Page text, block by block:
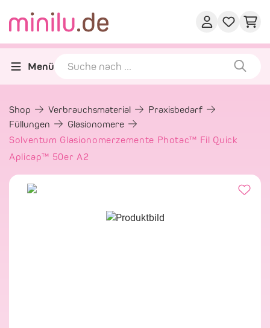
Menü
Shop Verbrauchsmaterial
Praxisbedarf
Füllungen
Glasionomere
Solventum Glasionomerzemente Photac™ Fil Quick
Aplicap™ 50er A2